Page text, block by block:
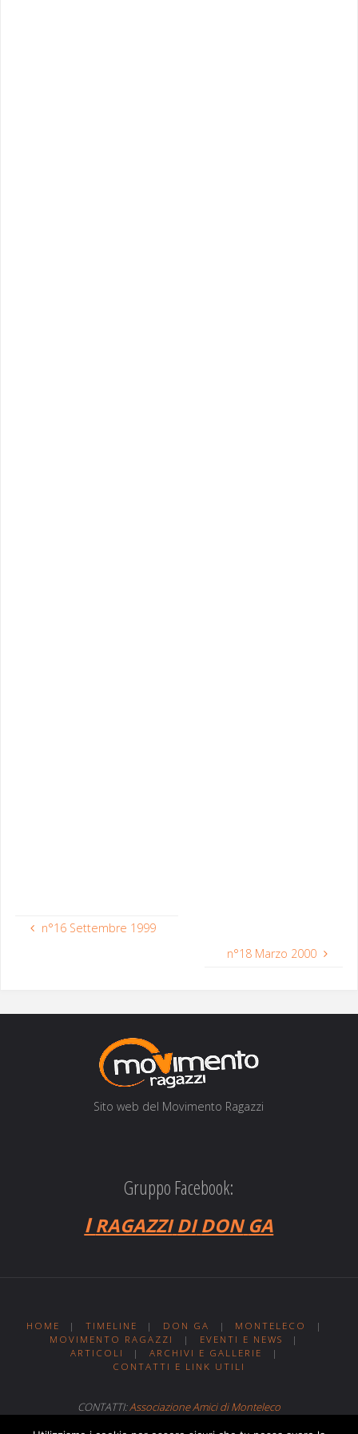
n°16 Settembre 1999
n°18 Marzo 2000
Sito web del Movi­men­to Ragazzi
Gruppo Facebook:
IRAGAZZI DI DON GA
HOME | TIMELINE | DON GA | MONTELECO
|
MOVIMENTO RAGAZZI
| EVENTI E NEWS
|
ARTICOLI
| ARCHIVI E GALLERIE
|
CONTATTI E LINK UTILI
CONTATTI:Associazione Amici di Monteleco